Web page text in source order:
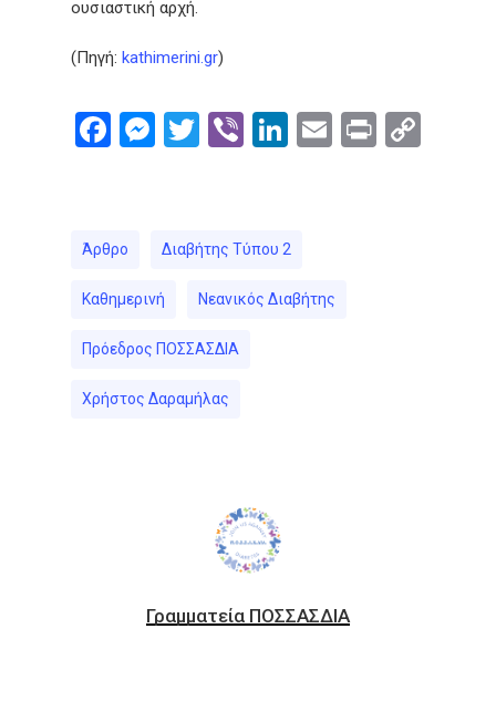
ουσιαστική αρχή.
(Πηγή: kathimerini.gr)
Facebook
Messenger
Twitter
ViberLinkedIn
Email
Print
Άρθρο Διαβήτης Τύπου 2
Καθημερινή Νεανικός Διαβήτης
Πρόεδρος ΠΟΣΣΑΣΔΙΑ
Χρήστος Δαραμήλας
Γραμματεία ΠΟΣΣΑΣΔΙΑ